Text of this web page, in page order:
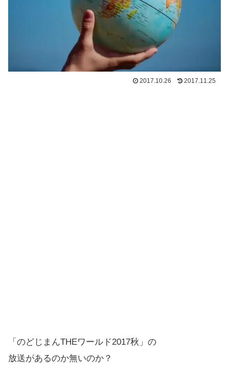
2017.10.26 2017.11.25
「のどじまんTHEワールド2017秋」の
放送があるのか無いのか？